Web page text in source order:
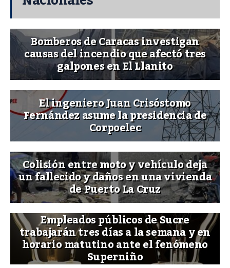
Bomberos de Caracas investigan
causas del incendio que afectó tres
galpones en El Llanito
El ingeniero Juan Crisóstomo
Fernández asume la presidencia de
Corpoelec
Colisión entre moto y vehículo deja
un fallecido y daños en una vivienda
de Puerto La Cruz
Empleados públicos de Sucre
trabajarán tres días a la semana y en
horario matutino ante el fenómeno
Superniño